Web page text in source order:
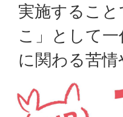
実施するこ
こ」として
に関わる苦